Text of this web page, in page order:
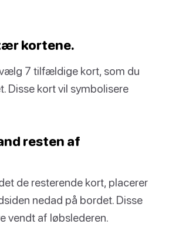
kortene.
7 tilfældige kort, som du
Disse kort vil symbolisere
resten af
de resterende kort, placerer
nedad på bordet. Disse
vendt af løbslederen.